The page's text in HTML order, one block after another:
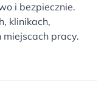
i bezpiecznie.
klinikach,
pracy.